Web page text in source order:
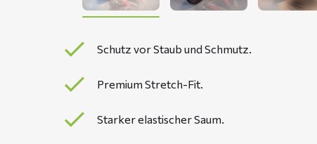
Schutz vor Staub und Schmutz.
Premium Stretch-Fit.
Starker elastischer Saum.